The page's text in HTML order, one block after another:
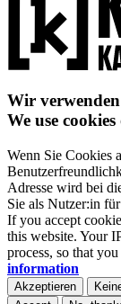
Wir
We use
Wenn Sie Cookies
Adresse wird bei
Sie als Nutzer:in
If you accept
this website. Your
process, so that
information